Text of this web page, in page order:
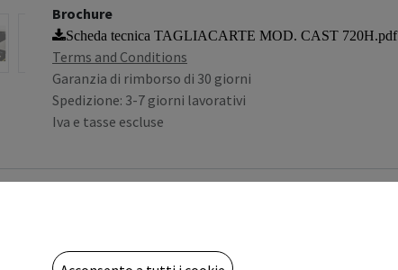
Brochure
Scheda tecnica TAGLIACARTE MOD. CAST 720H.pdf
Terms and Conditions
Garanzia di rimborso di 30 giorni
Spedizione: 3-7 giorni lavorativi
Iva e tasse escluse